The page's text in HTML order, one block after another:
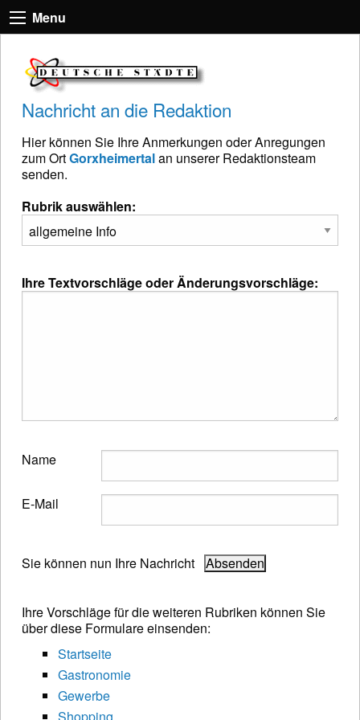
Menu
Nachricht an die Redaktion
Hier können Sie Ihre Anmerkungen oder Anregungen
zum OrtGorxheimertalan unserer Redaktionsteam
senden.
Rubrik auswählen:
Ihre Textvorschläge oder Änderungsvorschläge:
Name
E-Mail
Sie können nun Ihre Nachricht
Ihre Vorschläge für die weiteren Rubriken können Sie
über diese Formulare einsenden:
Startseite
Gastronomie
Gewerbe
Shopping